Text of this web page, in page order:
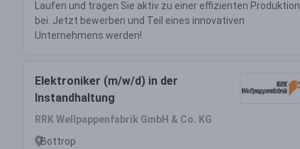
Laufen und tragen Sie aktiv zu einer effizienten Produktion
bei. Jetzt bewerben und Teil eines innovativen
Unternehmens werden!
Elektroniker (m/w/d) in der
Instandhaltung
RRK Wellpappenfabrik GmbH & Co. KG
Bottrop